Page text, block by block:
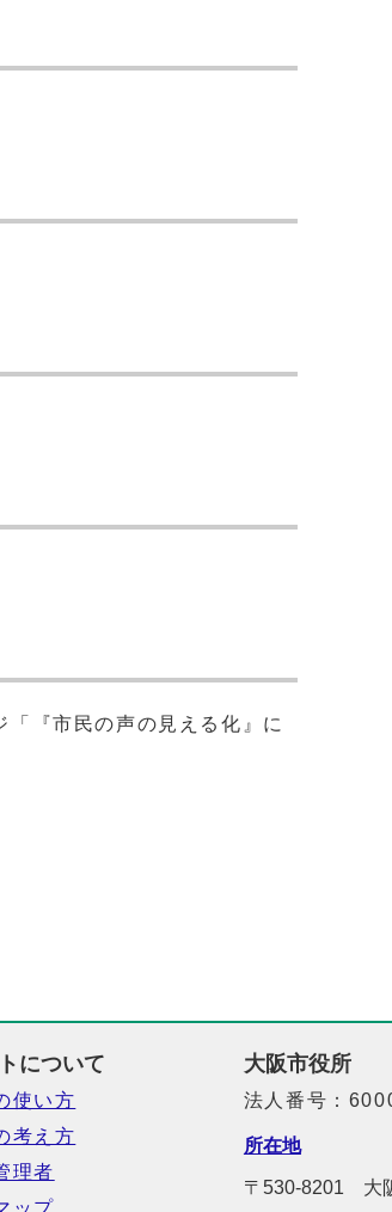
『市民の声の見える化』に
について
使い方
考え方
理者
ップ
大阪市役所
法人番号：
所在地
〒530-8201 大